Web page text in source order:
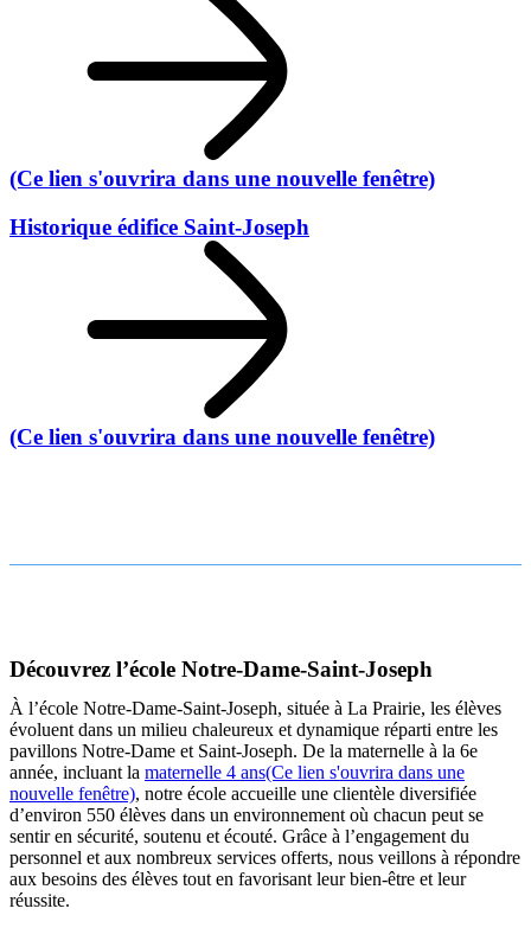
(Ce lien s'ouvrira dans une nouvelle fenêtre)
Historique édifice Saint-Joseph
(Ce lien s'ouvrira dans une nouvelle fenêtre)
Découvrez l’école Notre‑Dame-Saint‑Joseph
À l’école Notre-Dame-Saint-Joseph, située à La Prairie, les élèves
évoluent dans un milieu chaleureux et dynamique réparti entre les
pavillons Notre-Dame et Saint-Joseph. De la maternelle à la 6e
année, incluant la maternelle 4 ans(Ce lien s'ouvrira dans une
nouvelle fenêtre), notre école accueille une clientèle diversifiée
d’environ 550 élèves dans un environnement où chacun peut se
sentir en sécurité, soutenu et écouté. Grâce à l’engagement du
personnel et aux nombreux services offerts, nous veillons à répondre
aux besoins des élèves tout en favorisant leur bien-être et leur
réussite.